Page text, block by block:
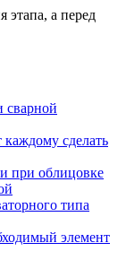
этапа, а перед
сварной
сделать
при облицовке
типа
элемент